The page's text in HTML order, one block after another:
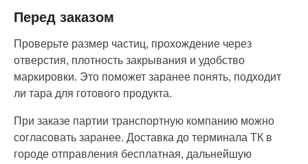
Перед заказом
Проверьте размер частиц, прохождение через
отверстия, плотность закрывания и удобство
маркировки. Это поможет заранее понять, подходит
ли тара для готового продукта.
При заказе партии транспортную компанию можно
согласовать заранее. Доставка до терминала ТК в
городе отправления бесплатная, дальнейшую